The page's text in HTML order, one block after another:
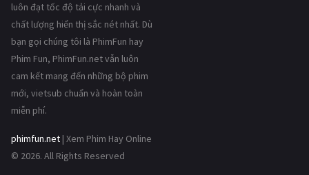
luôn đạt tốc độ tải cực nhanh và
chất lượng hiển thị sắc nét nhất. Dù
bạn gọi chúng tôi là PhimFun hay
Phim Fun, PhimFun.net vẫn luôn
cam kết mang đến những bộ phim
mới, vietsub chuẩn và hoàn toàn
miễn phí.
phimfun.net | Xem Phim Hay Online
© 2026. All Rights Reserved